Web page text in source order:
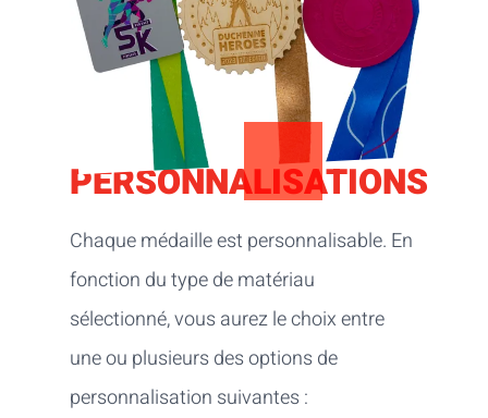
PERSONNALISATIONS
Chaque médaille est personnalisable. En
fonction du type de matériau
sélectionné, vous aurez le choix entre
une ou plusieurs des options de
personnalisation suivantes :